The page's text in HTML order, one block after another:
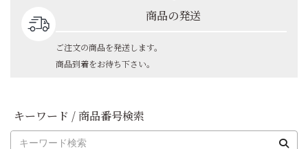
商品の発送
ご注文の商品を発送します。
商品到着をお待ち下さい。
キーワード / 商品番号検索